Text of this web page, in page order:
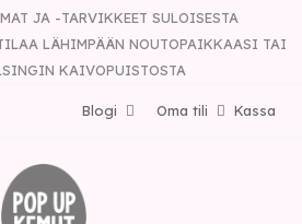
JA -TARVIKKEET SULOISESTA
LÄHIMPÄÄN NOUTOPAIKKAASI TAI
KAIVOPUISTOSTA
Kassa
Oma tili
Blogi